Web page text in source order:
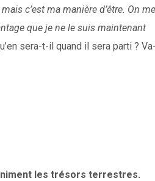
c’est ma manière d’être. On
que je ne le suis maintenant
sera-t-il quand il sera parti ?
les trésors terrestres.